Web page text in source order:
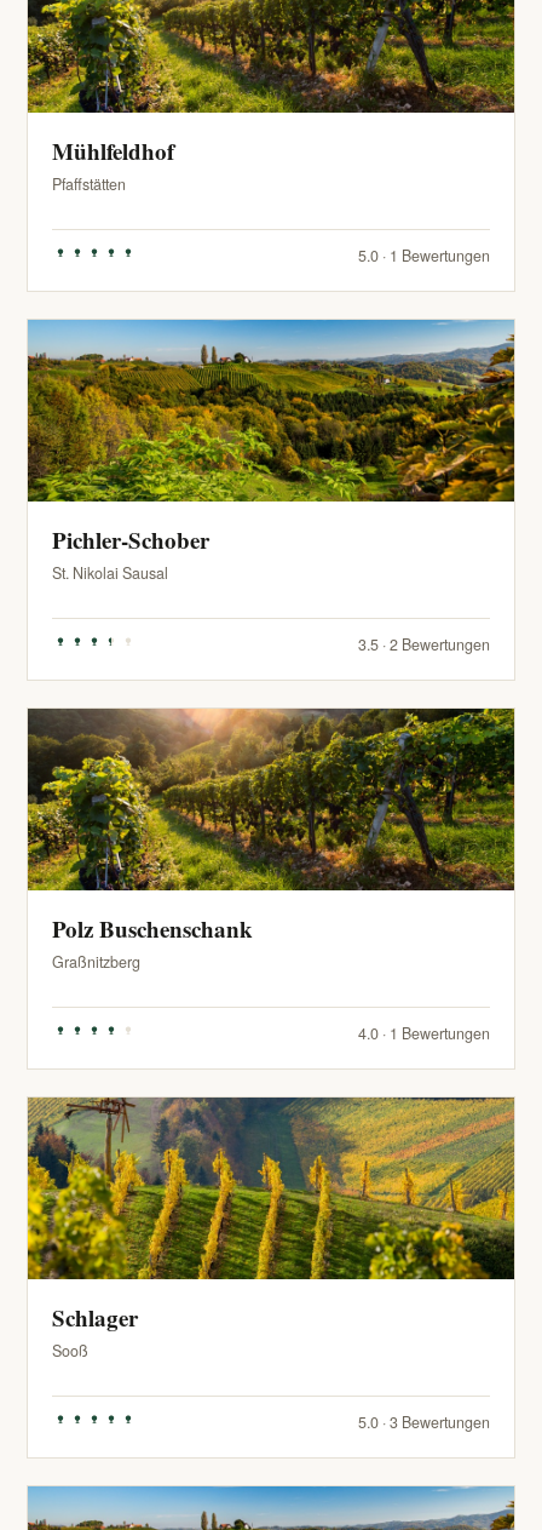
Mühlfeldhof
Pfaffstätten
5.0 · 1 Bewertungen
Pichler-Schober
St. Nikolai Sausal
3.5 · 2 Bewertungen
Polz Buschenschank
Graßnitzberg
4.0 · 1 Bewertungen
Schlager
Sooß
5.0 · 3 Bewertungen